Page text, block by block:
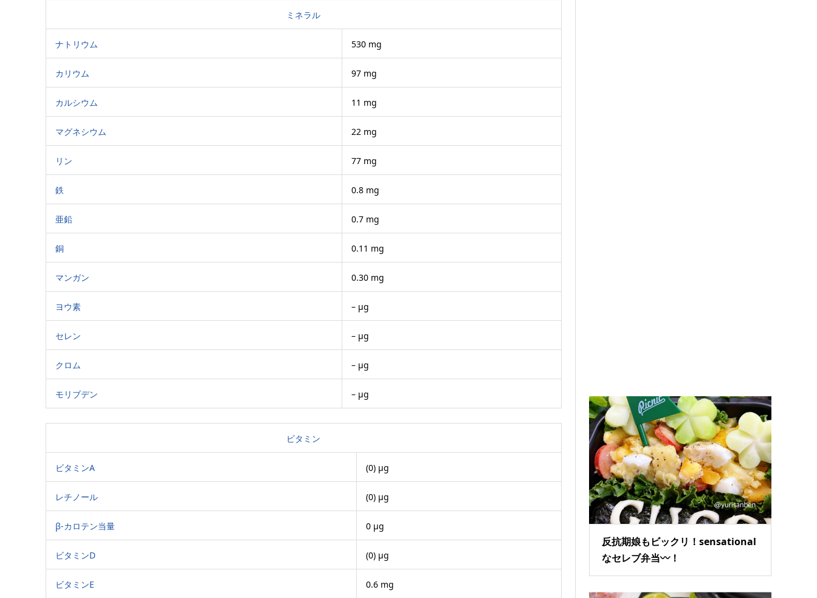
ミネラル
ナトリウム 530 mg
カリウム 97 mg
カルシウム 11 mg
マグネシウム 22 mg
リン 77 mg
鉄 0.8 mg
亜鉛 0.7 mg
銅 0.11 mg
マンガン 0.30 mg
ヨウ素 – μg
セレン – μg
クロム – μg
モリブデン – μg
ビタミン
ビタミンA (0) μg
レチノール (0) μg
β-カロテン当量 0 μg
ビタミンD (0) μg
ビタミンE 0.6 mg
反抗期娘もビックリ！sensational
なセレブ弁当〰！